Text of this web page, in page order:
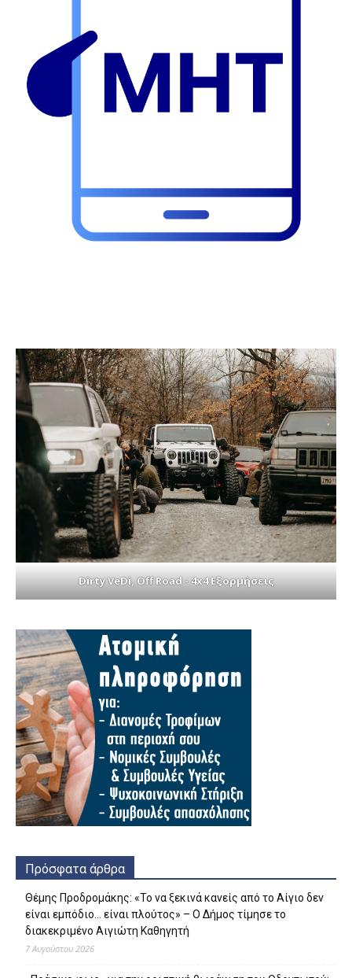
Dirty VeDi, Off Road - 4x4 Εξορμήσεις
Πρόσφατα άρθρα
Θέμης Προδρομάκης: «Το να ξεκινά κανείς από το Αίγιο δεν
είναι εμπόδιο… είναι πλούτος» – O Δήμος τίμησε το
διακεκριμένο Αιγιώτη Καθηγητή
7 Αυγούστου 2026